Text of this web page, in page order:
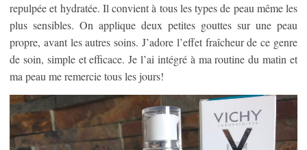
repulpée et hydratée. Il convient à tous les types de peau même les
plus sensibles. On applique deux petites gouttes sur une peau
propre, avant les autres soins. J’adore l’effet fraîcheur de ce genre
de soin, simple et efficace. Je l’ai intégré à ma routine du matin et
ma peau me remercie tous les jours!